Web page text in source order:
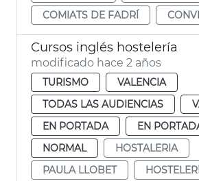
COMIATS DE FADRÍ
Cursos inglés hostelería
modificado hace 2 años
TURISMO
VALENCIA
TODAS LAS AUDIENCIAS
EN PORTADA
EN
NORMAL
HOSTALERIA
PAULA LLOBET